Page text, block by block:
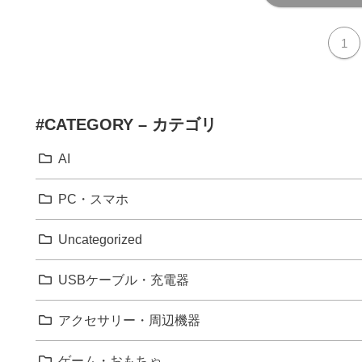
1
#CATEGORY – カテゴリ
AI
PC・スマホ
Uncategorized
USBケーブル・充電器
アクセサリー・周辺機器